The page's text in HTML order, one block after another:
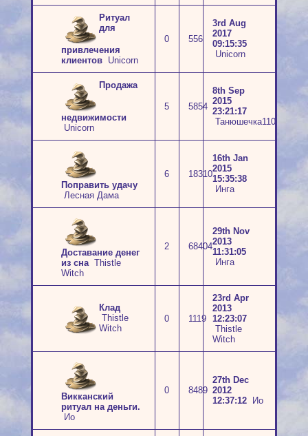
Ритуал
для
привлечения
клиентов
Unicorn
0 556
3rd Aug
2017
09:15:35
Unicorn
Продажа
недвижимости
Unicorn
5 5854
8th Sep
2015
23:21:17
Танюшечка1108
Поправить удачу
Лесная Дама
6 18310
16th Jan
2015
15:35:38
Инга
Доставание денег
из сна Thistle
Witch
2 68404
29th Nov
2013
11:31:05
Инга
Клад
Thistle
Witch
0 1119
23rd Apr
2013
12:23:07
Thistle
Witch
Викканский
ритуал на деньги.
Ио
0 8489
27th Dec
2012
12:37:12
Ио